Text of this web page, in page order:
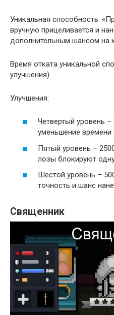
Уникальная способность:
вручную прицеливается и
дополнительным шансом на
Время отката уникальной
улучшения)
Улучшения:
Четвертый уровень
уменьшение времени
Пятый уровень –
лозы блокируют
Шестой уровень –
точность и шанс
Священник